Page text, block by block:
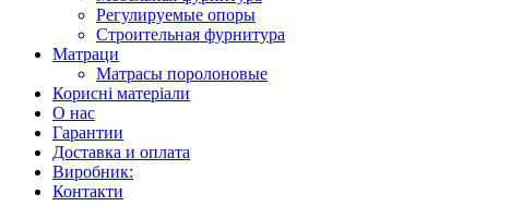
Регулируемые опоры
Строительная фурнитура
Матраци
Матрасы поролоновые
Корисні матеріали
О нас
Гарантии
Доставка и оплата
Виробник:
Контакти